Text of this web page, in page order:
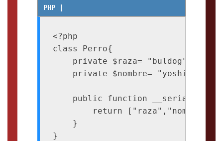
<?php
class Perro{
    private $raza= "buldog";
    private $nombre= "yoshi";
public function
        return ["raza","nombre"];
    }
}